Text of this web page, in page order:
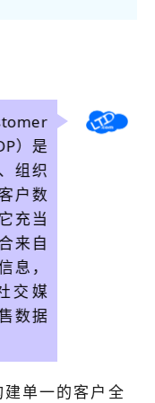
）是
组织
户数
充当
来自
息，
交媒
数据
单一的客户全